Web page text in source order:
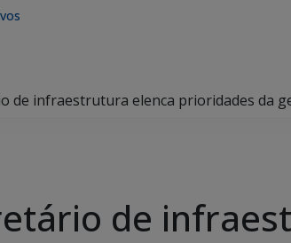
de infraestrutura elenca prioridades da
de